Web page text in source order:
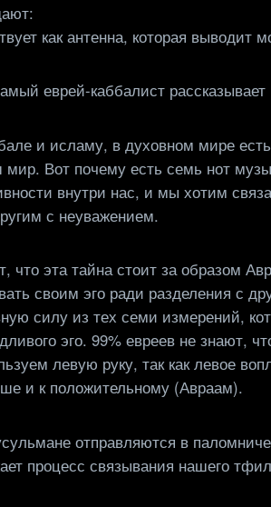
как антенна, которая
еврей-каббалист
и исламу, в духовном мире
Вот почему есть семь нот
внутри нас, и мы хотим
с неуважением.
что эта тайна стоит за образом
своим эго ради разделения с
силу из тех семи измерений,
эго. 99% евреев не знают,
левую руку, так как левое
и к положительному (Авраам).
отправляются в
процесс связывания нашего